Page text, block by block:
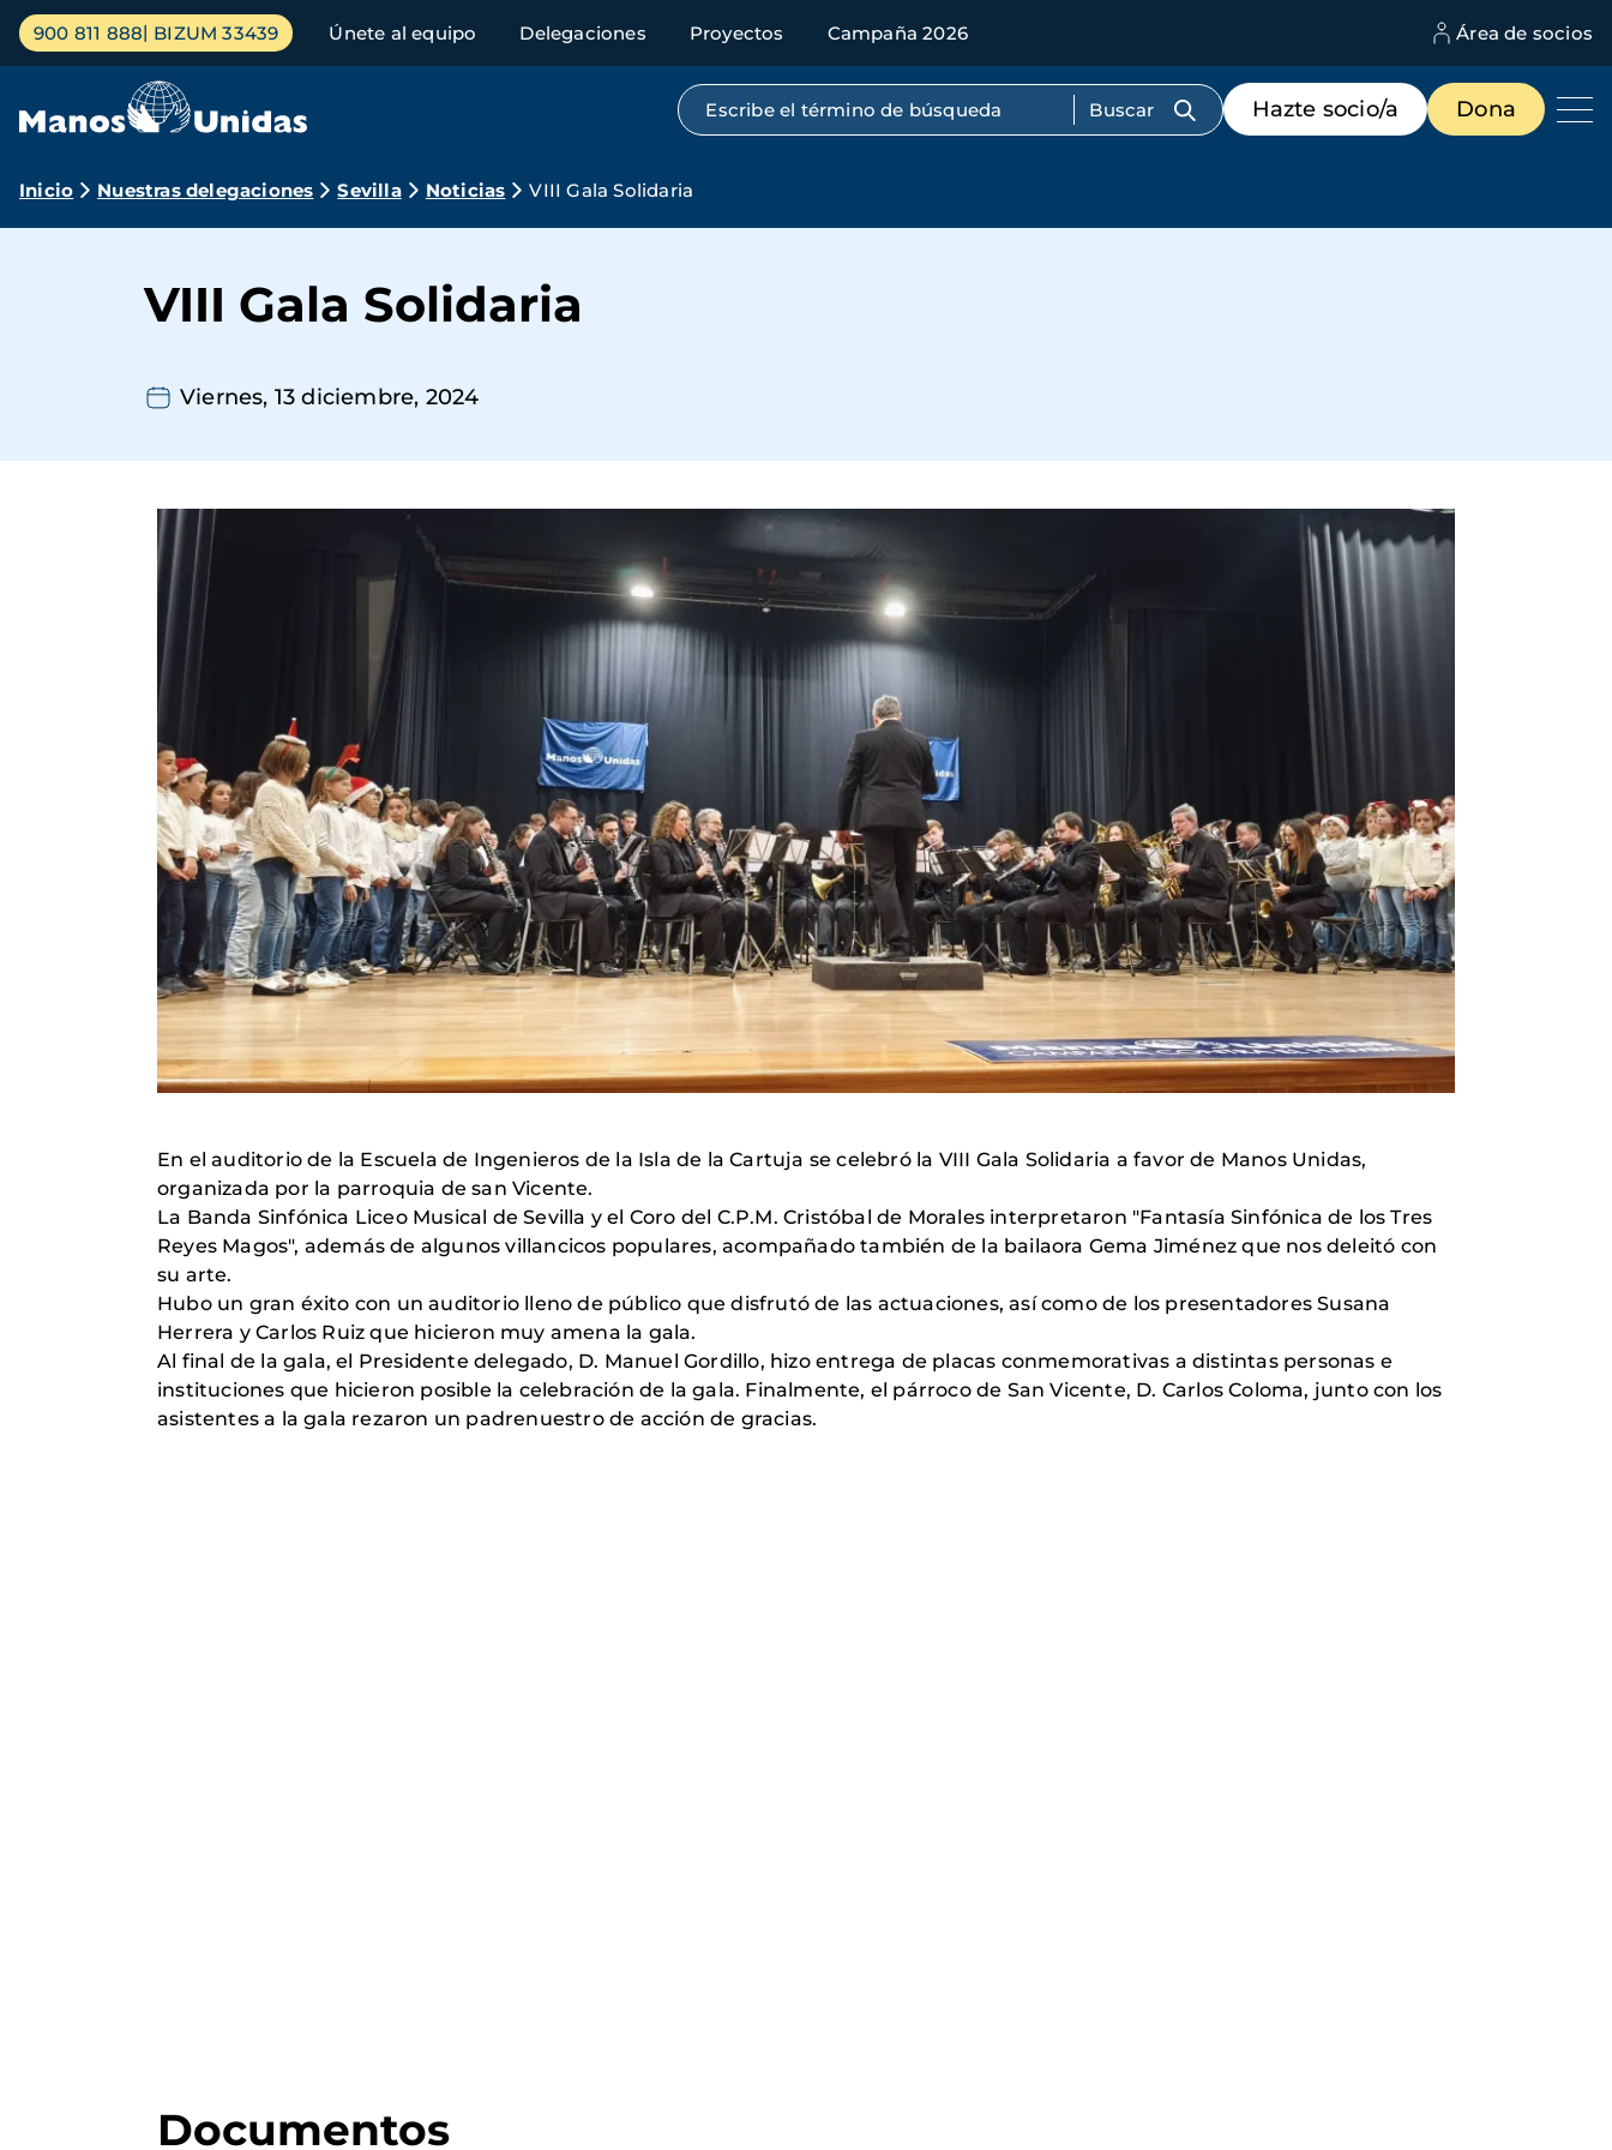
Pasar
contenido
Menú
principal
900 811 888 BIZUM 33439 Únete al equipo Delegaciones Proyectos Campaña 2026 Área de socios
Búsqueda por texto completo
Menú
de
destacados
Hazte socio/a Dona
Ruta
navegación
Inicio Nuestras delegaciones Sevilla Noticias VIII Gala Solidaria
VIII Gala Solidaria
Viernes, 13 diciembre, 2024
En el auditorio de la Escuela de Ingenieros de la Isla de la Cartuja se celebró la VIII Gala Solidaria a favor de Manos Unidas,
organizada por la parroquia de san Vicente.
La Banda Sinfónica Liceo Musical de Sevilla y el Coro del C.P.M. Cristóbal de Morales interpretaron "Fantasía Sinfónica de los Tres
Reyes Magos", además de algunos villancicos populares, acompañado también de la bailaora Gema Jiménez que nos deleitó con
su arte.
Hubo un gran éxito con un auditorio lleno de público que disfrutó de las actuaciones, así como de los presentadores Susana
Herrera y Carlos Ruiz que hicieron muy amena la gala.
Al final de la gala, el Presidente delegado, D. Manuel Gordillo, hizo entrega de placas conmemorativas a distintas personas e
instituciones que hicieron posible la celebración de la gala. Finalmente, el párroco de San Vicente, D. Carlos Coloma, junto con los
asistentes a la gala rezaron un padrenuestro de acción de gracias.
Documentos